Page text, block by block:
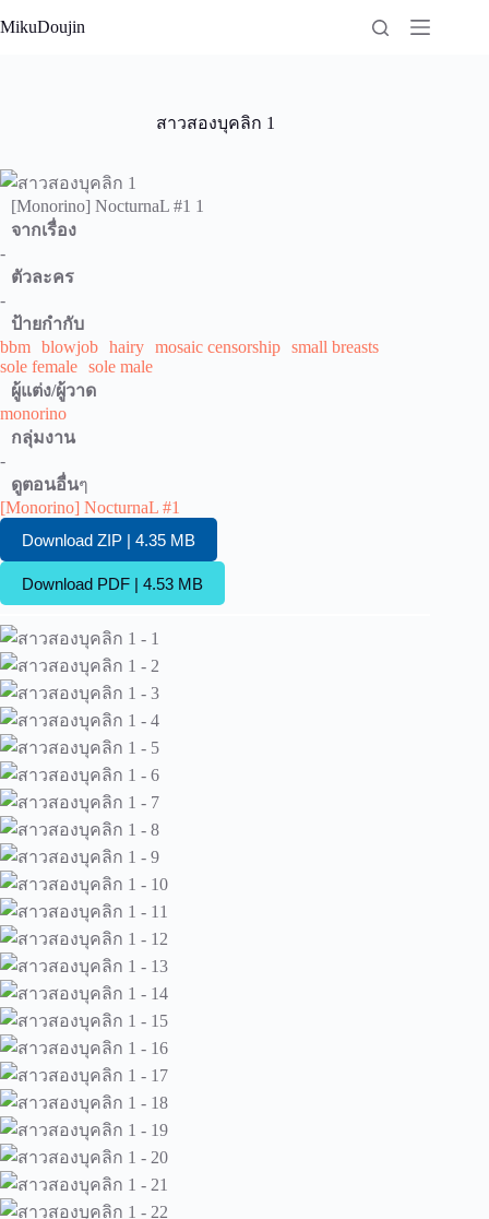
to
MikuDoujin
สาวสองบุคลิก 1
[Monorino] NocturnaL #1 1
จากเรื่อง
-
ตัวละคร
-
ป้ายกำกับ
bbm blowjob hairy mosaic censorship small breasts
sole female sole male
ผู้แต่ง/ผู้วาด
monorino
กลุ่มงาน
-
ดูตอนอื่นๆ
[Monorino] NocturnaL #1
Download ZIP | 4.35 MB
Download PDF | 4.53 MB